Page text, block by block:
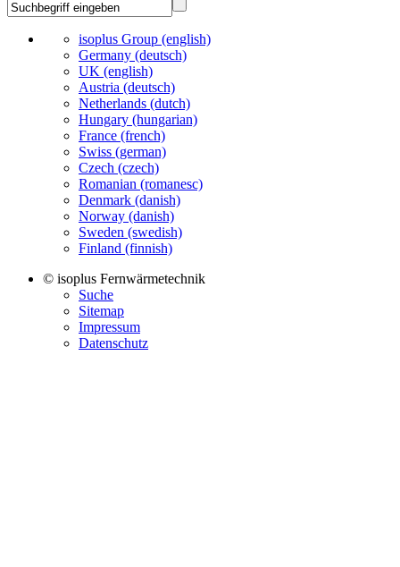
isoplus Group (english)
Germany (deutsch)
UK (english)
Austria (deutsch)
Netherlands (dutch)
Hungary (hungarian)
France (french)
Swiss (german)
Czech (czech)
Romanian (romanesc)
Denmark (danish)
Norway (danish)
Sweden (swedish)
Finland (finnish)
© isoplus Fernwärmetechnik
Suche
Sitemap
Impressum
Datenschutz